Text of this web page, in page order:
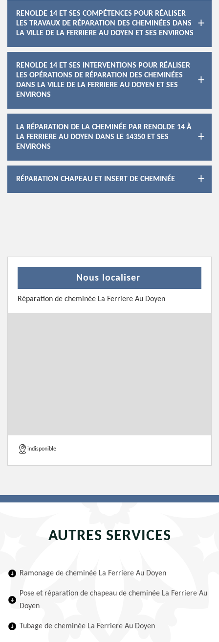
RENOLDE 14 ET SES COMPÉTENCES POUR RÉALISER
LES TRAVAUX DE RÉPARATION DES CHEMINÉES DANS
LA VILLE DE LA FERRIERE AU DOYEN ET SES ENVIRONS
RENOLDE 14 ET SES INTERVENTIONS POUR RÉALISER
LES OPÉRATIONS DE RÉPARATION DES CHEMINÉES
DANS LA VILLE DE LA FERRIERE AU DOYEN ET SES
ENVIRONS
LA RÉPARATION DE LA CHEMINÉE PAR RENOLDE 14 À
LA FERRIERE AU DOYEN DANS LE 14350 ET SES
ENVIRONS
RÉPARATION CHAPEAU ET INSERT DE CHEMINÉE
Nous localiser
Réparation de cheminée La Ferriere Au Doyen
indisponible
AUTRES SERVICES
Ramonage de cheminée La Ferriere Au Doyen
Pose et réparation de chapeau de cheminée La Ferriere Au
Doyen
Tubage de cheminée La Ferriere Au Doyen